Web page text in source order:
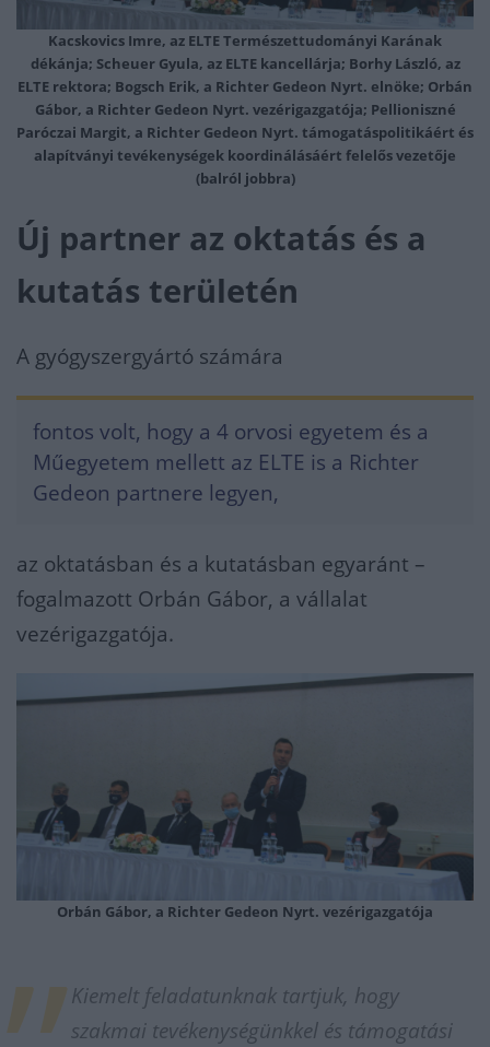
Kacskovics Imre, az ELTE Természettudományi Karának
dékánja; Scheuer Gyula, az ELTE kancellárja; Borhy László, az
ELTE rektora; Bogsch Erik, a Richter Gedeon Nyrt. elnöke; Orbán
Gábor, a Richter Gedeon Nyrt. vezérigazgatója; Pellioniszné
Paróczai Margit, a Richter Gedeon Nyrt. támogatáspolitikáért és
alapítványi tevékenységek koordinálásáért felelős vezetője
(balról jobbra)
Új partner az oktatás és a
kutatás területén
A gyógyszergyártó számára
fontos volt, hogy a 4 orvosi egyetem és a
Műegyetem mellett az ELTE is a Richter
Gedeon partnere legyen,
az oktatásban és a kutatásban egyaránt –
fogalmazott Orbán Gábor, a vállalat
vezérigazgatója.
Orbán Gábor, a Richter Gedeon Nyrt. vezérigazgatója
Kiemelt feladatunknak tartjuk, hogy
szakmai tevékenységünkkel és támogatási